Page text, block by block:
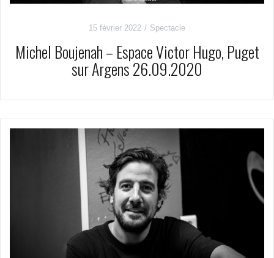
15 février 2022 Spectacle
Michel Boujenah – Espace Victor Hugo, Puget
sur Argens 26.09.2020